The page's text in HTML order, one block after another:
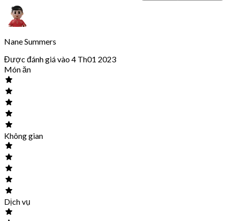
Nane Summers
Được đánh giá vào 4 Th01 2023
Món ăn
Không gian
Dịch vụ